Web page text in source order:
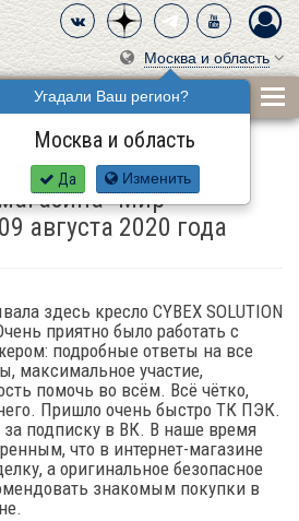
Москва и область
Угадали Ваш регион?
Москва и область
Да Изменить
"Мир-
августа 2020 года
здесь кресло CYBEX SOLUTION
приятно было работать с
подробные ответы на все
максимальное участие,
помочь во всём. Всё чётко,
Пришло очень быстро ТК ПЭК.
подписку в ВК. В наше время
что в интернет-магазине
а оригинальное безопасное
знакомым покупки в